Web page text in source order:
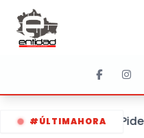
#ÚLTIMAHORA